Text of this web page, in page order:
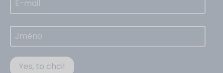
Yes, to chci!